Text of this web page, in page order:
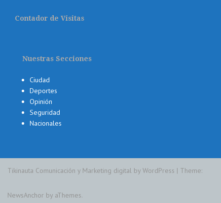
Contador de Visitas
Nuestras Secciones
Ciudad
Deportes
Opinión
Seguridad
Nacionales
Tikinauta Comunicación y Marketing digital by WordPress | Theme:
NewsAnchor by aThemes.